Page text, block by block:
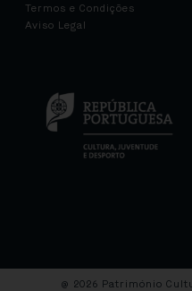
Termos e Condições
Aviso Legal
@ 2026 Património